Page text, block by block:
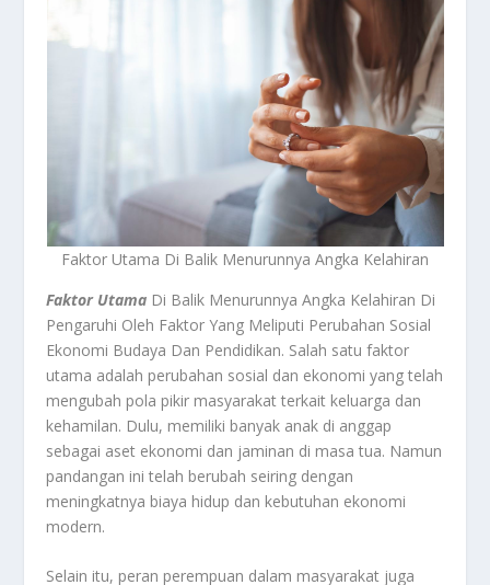
Faktor Utama Di Balik Menurunnya Angka Kelahiran
Faktor Utama Di Balik Menurunnya Angka Kelahiran Di
Pengaruhi Oleh Faktor Yang Meliputi Perubahan Sosial
Ekonomi Budaya Dan Pendidikan. Salah satu faktor
utama adalah perubahan sosial dan ekonomi yang telah
mengubah pola pikir masyarakat terkait keluarga dan
kehamilan. Dulu, memiliki banyak anak di anggap
sebagai aset ekonomi dan jaminan di masa tua. Namun
pandangan ini telah berubah seiring dengan
meningkatnya biaya hidup dan kebutuhan ekonomi
modern.
Selain itu, peran perempuan dalam masyarakat juga